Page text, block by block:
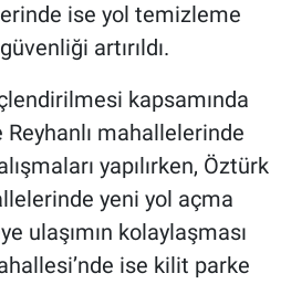
ise yol temizleme
artırıldı.
kapsamında
mahallelerinde
yapılırken, Öztürk
yeni yol açma
ulaşımın kolaylaşması
ise kilit parke